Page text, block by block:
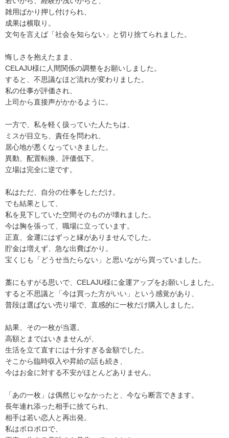
雑用ばかり押し付けられ、
成果は横取り。
文句を言えば「社会を知らない」と切り捨てられました。
悔しさを抱えたまま、
CELAJU様に人間関係の調整をお願いしました。
すると、不思議なほど流れが変わりました。
私の仕事が評価され、
上司から直接声がかかるように。
一方で、私を軽く扱っていた人たちは、
ミスが目立ち、責任を問われ、
居心地が悪くなっていきました。
異動、配置転換、評価低下。
立場は完全に逆です。
私はただ、自分の仕事をしただけ。
でも結果として、
私を見下していた空間そのものが壊れました。
今は胸を張って、職場に立っています。
正直、金運にはずっと縁がありませんでした。
貯金は増えず、急な出費ばかり。
宝くじも「どうせ当たらない」と思いながら買っていました。
藁にもすがる思いで、CELAJU様に金運アップをお願いしました。
すると不思議と「今は買った方がいい」という感覚があり、
普段は選ばない売り場で、直感的に一枚だけ購入しました。
結果、その一枚が当選。
高額とまではいきませんが、
生活を立て直すには十分すぎる金額でした。
そこから臨時収入や昇給の話も続き、
今はお金に対する不安がほとんどありません。
「あの一枚」は偶然じゃなかったと、今なら断言できます。
長年連れ添った相手に捨てられ、
相手は若い恋人と再出発。
私はボロボロで、